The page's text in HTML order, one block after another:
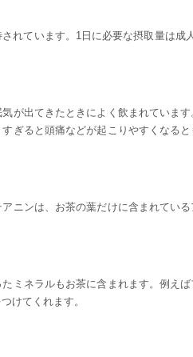
れています。1日に必要な摂取量は
が出てきたときによく飲まれていま
ぎると頭痛などが起こりやすくなる
ニンは、お茶の葉だけに含まれてい
ミネラルもお茶に含まれます。例え
けてくれます。